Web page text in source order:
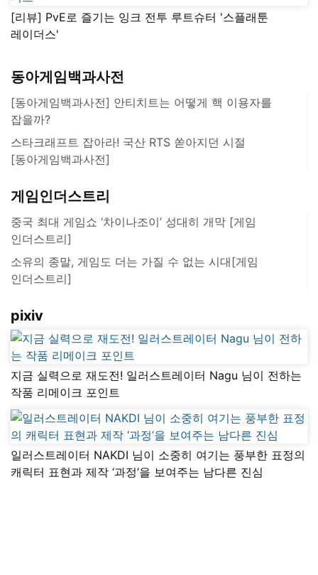
[리뷰] PvE로 즐기는 잉크 전투 루트슈터 '스플래툰
레이더스'
동아게임백과사전
[동아게임백과사전] 안티치트는 어떻게 핵 이용자를
잡을까?
스타크래프트 잡아라! 국산 RTS 쏟아지던 시절
[동아게임백과사전]
게임인더스트리
중국 최대 게임쇼 ‘차이나조이’ 성대히 개막 [게임
인더스트리]
소유의 종말, 게임도 더는 가질 수 없는 시대[게임
인더스트리]
pixiv
지금 실력으로 재도전! 일러스트레이터 Nagu 님이 전하는
작품 리메이크 포인트
일러스트레이터 NAKDI 님이 소중히 여기는 풍부한 표정의
캐릭터 표현과 제작 ‘과정’을 보여주는 남다른 진심